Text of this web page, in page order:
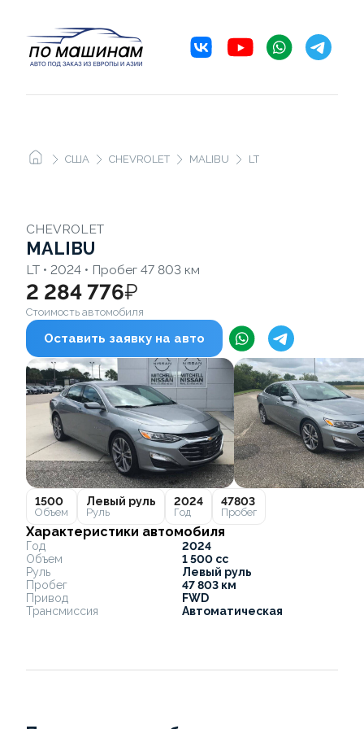
США CHEVROLET MALIBU LT
CHEVROLET
MALIBU
LT • 2024 • Пробег 47 803 км
2 284 776₽
Стоимость автомобиля
Оставить заявку на авто
1500
Объем
Левый руль
Руль
2024
Год
47803
Пробег
Характеристики автомобиля
Год
2024
Объем
1 500 cc
Руль
Левый руль
Пробег
47 803 км
Привод
FWD
Трансмиссия
Автоматическая